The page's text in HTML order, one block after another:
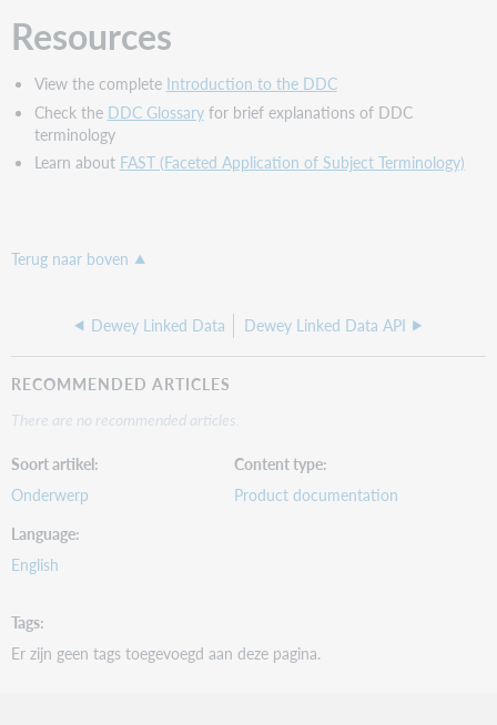
Resources
View the complete Introduction to the DDC
Check the DDC Glossaryfor brief explanations of DDC
terminology
Learn about FAST (Faceted Application of Subject Terminology)
Terug naar boven
Dewey Linked Data Dewey Linked Data API
RECOMMENDED ARTICLES
There are no recommended articles.
Soort artikel
Onderwerp
Content type
Product documentation
Language
English
Tags
Er zijn geen tags toegevoegd aan deze pagina.